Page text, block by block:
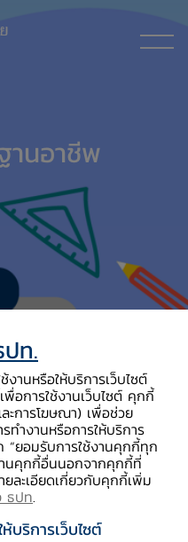
านอาชีพ
ท.
านหรือให้บริการเว็บไซต์
อการใช้งานเว็บไซต์ คุกกี้
ละการโฆษณา) เพื่อช่วย
ทำงานหรือการให้บริการ
“ยอมรับการใช้งานคุกกี้ทุก
านคุกกี้อื่นนอกจากคุกกี้ที่
ละเอียดเกี่ยวกับคุกกี้เพิ่ม
ธปท.
บริการเว็บไซต์